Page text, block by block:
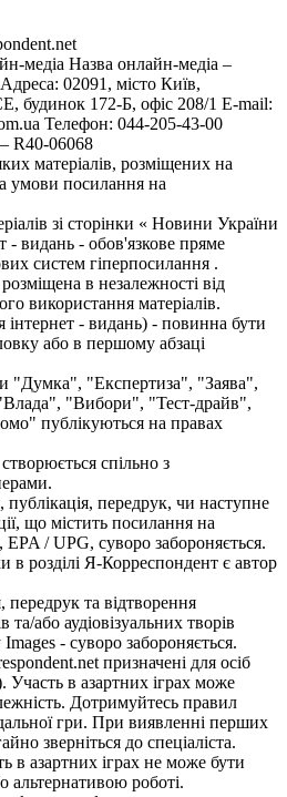
медіа Назва онлайн-медіа –
02091, місто Київ,
172-Б, офіс 208/1 E-mail:
Телефон: 044-205-43-00
– R40-06068
матеріалів, розміщених на
умови посилання на
зі сторінки « Новини України
- видань - обов'язкове пряме
систем гіперпосилання .
в незалежності від
використання матеріалів.
інтернет - видань) - повинна бути
або в першому абзаці
"Думка", "Експертиза", "Заява",
"Вибори", "Тест-драйв",
публікуються на правах
спільно з
публікація, передрук, чи наступне
що містить посилання на
EPA / UPG, суворо забороняється.
в розділі Я-Корреспондент є автор
передрук та відтворення
та/або аудіовізуальних творів
- суворо забороняється.
призначені для осіб
Участь в азартних іграх може
Дотримуйтесь правил
гри. При виявленні перших
зверніться до спеціаліста.
в азартних іграх не може бути
альтернативою роботі.